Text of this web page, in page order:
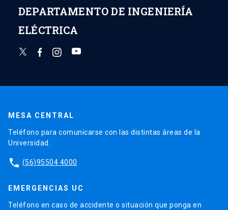
DEPARTAMENTO DE INGENIERÍA
ELÉCTRICA
MESA CENTRAL
Teléfono para comunicarse con las distintas áreas de la
Universidad.
phone (56)95504 4000
EMERGENCIAS UC
Teléfono en caso de accidente o situación que ponga en